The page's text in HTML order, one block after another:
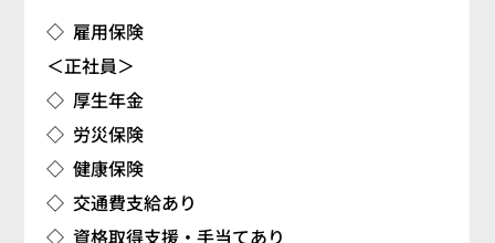
◇ 雇用保険
＜正社員＞
◇ 厚生年金
◇ 労災保険
◇ 健康保険
◇ 交通費支給あり
◇ 資格取得支援・手当てあり